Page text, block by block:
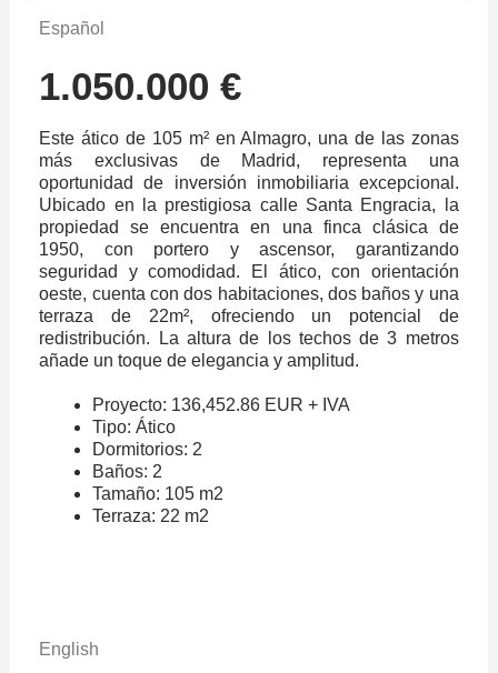
Español
1.050.000 €
Este ático de 105 m² en Almagro, una de las zonas
más exclusivas de Madrid, representa una
oportunidad de inversión inmobiliaria excepcional.
Ubicado en la prestigiosa calle Santa Engracia, la
propiedad se encuentra en una finca clásica de
1950, con portero y ascensor, garantizando
seguridad y comodidad. El ático, con orientación
oeste, cuenta con dos habitaciones, dos baños y una
terraza de 22m², ofreciendo un potencial de
redistribución. La altura de los techos de 3 metros
añade un toque de elegancia y amplitud.
Proyecto: 136,452.86 EUR + IVA
Tipo: Ático
Dormitorios: 2
Baños: 2
Tamaño: 105 m2
Terraza: 22 m2
English